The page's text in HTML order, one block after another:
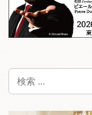
検